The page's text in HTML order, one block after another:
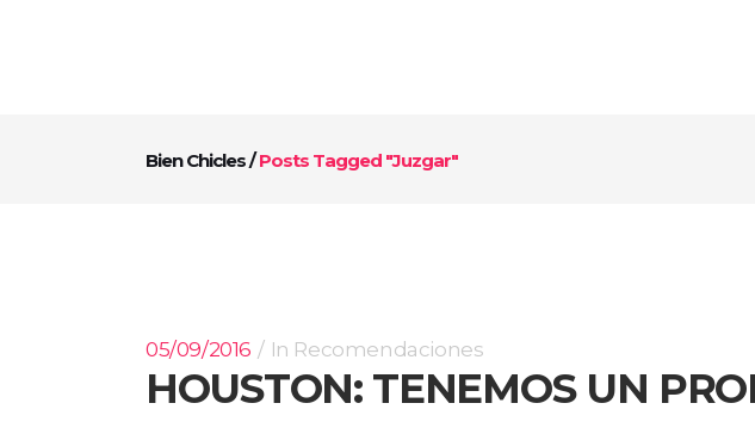
Bien Chicles/Posts Tagged "juzgar"
05/09/2016 In Recomendaciones
HOUSTON: TENEMOS UN